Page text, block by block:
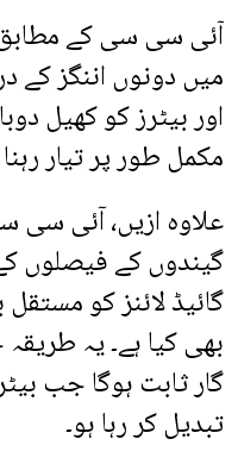
اور بیٹرز کو کھیل
مکمل طور پر تیار رہنا
علاوہ ازیں، آئی سی
گیندوں کے فیصلوں
گائیڈ لائنز کو مستقل
بھی کیا ہے۔ یہ
گار ثابت ہوگا جب
تبدیل کر رہا ہو۔